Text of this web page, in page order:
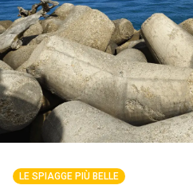
LE SPIAGGE PIÙ BELLE